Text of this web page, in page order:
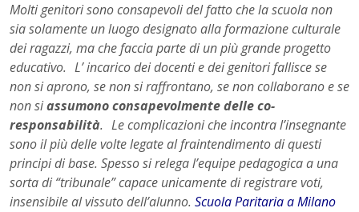
Molti genitori sono consapevoli del fatto che la scuola non
sia solamente un luogo designato alla formazione culturale
dei ragazzi, ma che faccia parte di un più grande progetto
educativo. L’ incarico dei docenti e dei genitori fallisce se
non si aprono, se non si raffrontano, se non collaborano e se
non siassumono consapevolmente delle co-
responsabilità. Le complicazioni che incontra l’insegnante
sono il più delle volte legate al fraintendimento di questi
principi di base. Spesso si relega l’equipe pedagogica a una
sorta di “tribunale” capace unicamente di registrare voti,
insensibile al vissuto dell’alunno. Scuola Paritaria a Milano